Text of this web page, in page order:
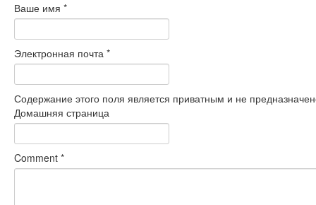
Ваше имя *
Электронная почта *
Содержание этого поля является приватным и не
Домашняя страница
Comment *